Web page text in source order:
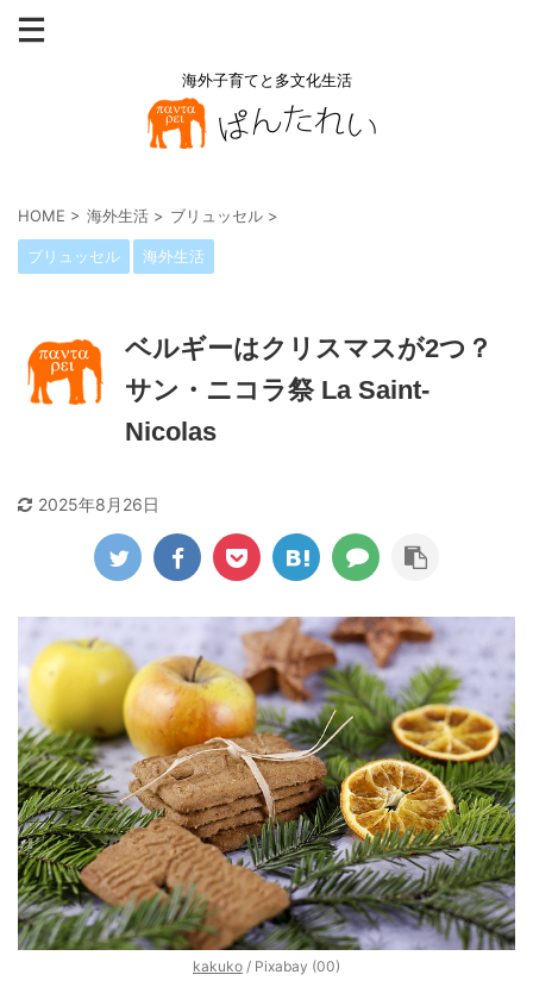
海外子育てと多文化生活
HOME > 海外生活 > ブリュッセル >
ブリュッセル 海外生活
ベルギーはクリスマスが2つ？
サン・ニコラ祭 La Saint-
Nicolas
2025年8月26日
kakuko / Pixabay (00)